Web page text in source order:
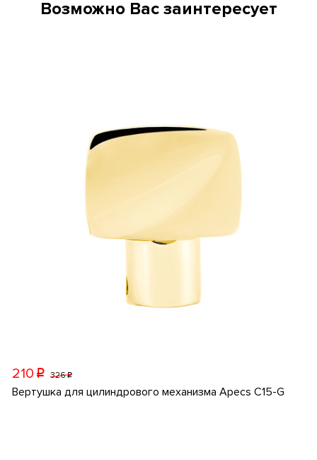
Возможно Вас заинтересует
210 p 326p
Вертушка для цилиндрового механизма Apecs C15-G